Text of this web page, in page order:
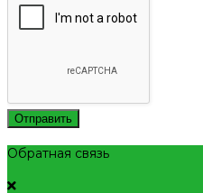
Отправить
Обратная связь